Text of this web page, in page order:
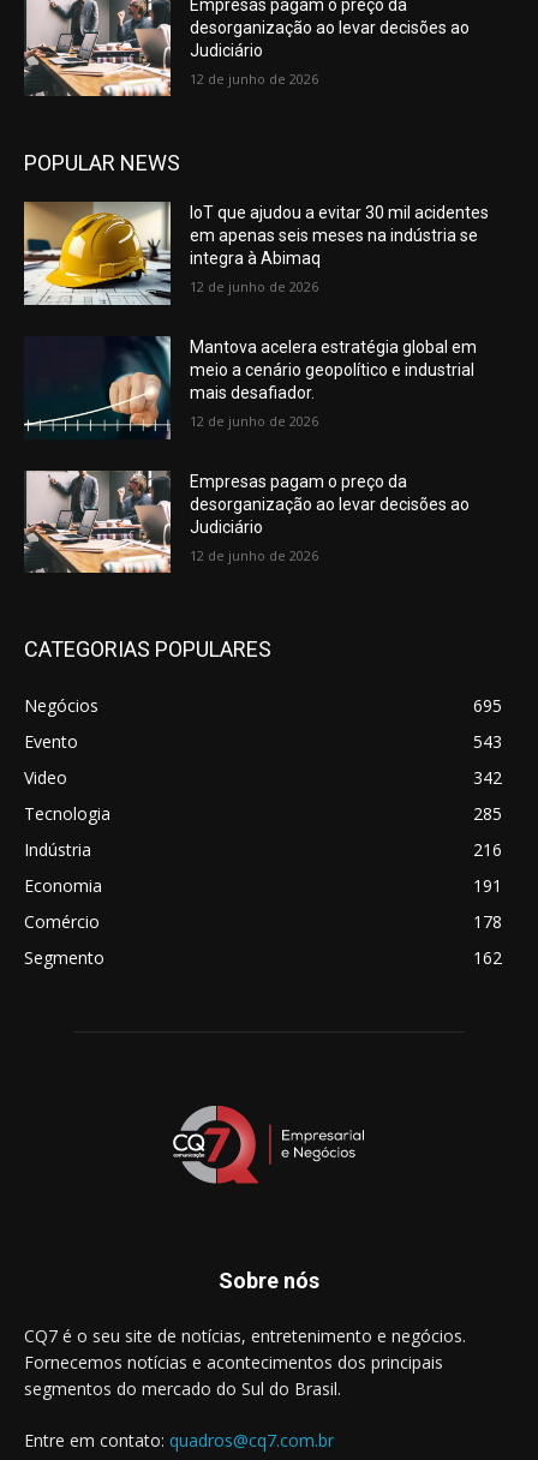
Empresas pagam o preço da
desorganização ao levar decisões ao
Judiciário
12 de junho de 2026
POPULAR NEWS
IoT que ajudou a evitar 30 mil acidentes
em apenas seis meses na indústria se
integra à Abimaq
12 de junho de 2026
Mantova acelera estratégia global em
meio a cenário geopolítico e industrial
mais desafiador.
12 de junho de 2026
Empresas pagam o preço da
desorganização ao levar decisões ao
Judiciário
12 de junho de 2026
CATEGORIAS POPULARES
Negócios
695
Evento
543
Video
342
Tecnologia
285
Indústria
216
Economia
191
Comércio
178
Segmento
162
Sobre nós
CQ7 é o seu site de notícias, entretenimento e negócios.
Fornecemos notícias e acontecimentos dos principais
segmentos do mercado do Sul do Brasil.
Entre em contato: quadros@cq7.com.br